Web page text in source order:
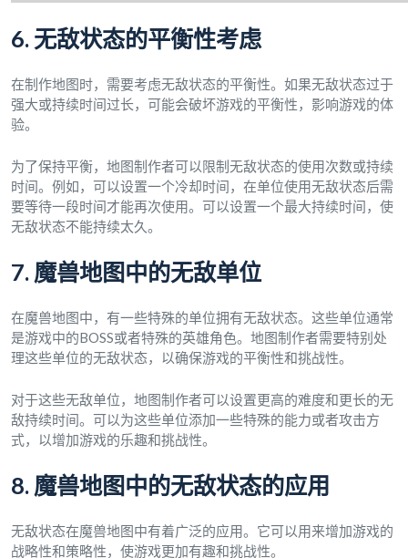
6. 无敌状态的平衡性考虑
在制作地图时，需要考虑无敌状态的平衡性。如果无敌状态过于
强大或持续时间过长，可能会破坏游戏的平衡性，影响游戏的体
验。
为了保持平衡，地图制作者可以限制无敌状态的使用次数或持续
时间。例如，可以设置一个冷却时间，在单位使用无敌状态后需
要等待一段时间才能再次使用。可以设置一个最大持续时间，使
无敌状态不能持续太久。
7. 魔兽地图中的无敌单位
在魔兽地图中，有一些特殊的单位拥有无敌状态。这些单位通常
是游戏中的BOSS或者特殊的英雄角色。地图制作者需要特别处
理这些单位的无敌状态，以确保游戏的平衡性和挑战性。
对于这些无敌单位，地图制作者可以设置更高的难度和更长的无
敌持续时间。可以为这些单位添加一些特殊的能力或者攻击方
式，以增加游戏的乐趣和挑战性。
8. 魔兽地图中的无敌状态的应用
无敌状态在魔兽地图中有着广泛的应用。它可以用来增加游戏的
战略性和策略性，使游戏更加有趣和挑战性。